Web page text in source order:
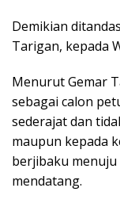
Demikian
Tarigan, kepada
Menurut Gemar
sebagai calon
sederajat dan
maupun kepada
berjibaku menuju
mendatang.